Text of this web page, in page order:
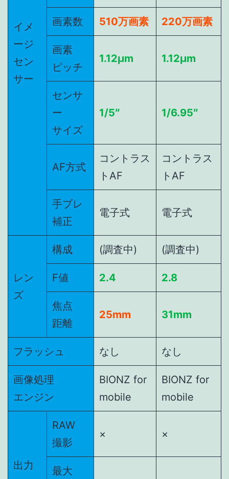
イメ
ージ
セン
サー
画素数 510万画素 220万画素
画素
ピッチ
1.12μm 1.12μm
センサ
ー
サイズ
1/5″ 1/6.95″
AF方式
コントラス
トAF
コントラス
トAF
手ブレ
補正
電子式 電子式
レン
ズ
構成 (調査中) (調査中)
F値 2.4 2.8
焦点
距離
25mm 31mm
フラッシュ なし なし
画像処理
エンジン
BIONZ for
mobile
BIONZ for
mobile
出力
RAW
撮影
× ×
最大